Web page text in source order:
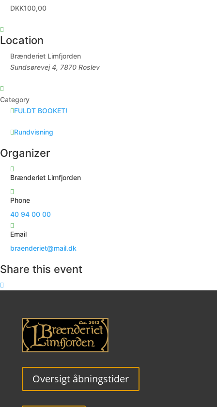
DKK100,00
Location
Brænderiet Limfjorden
Sundsørevej 4, 7870 Roslev
Category
FULDT BOOKET!
Rundvisning
Organizer
Brænderiet Limfjorden
Phone
40 94 00 00
Email
braenderiet@mail.dk
Share this event
Oversigt åbningstider